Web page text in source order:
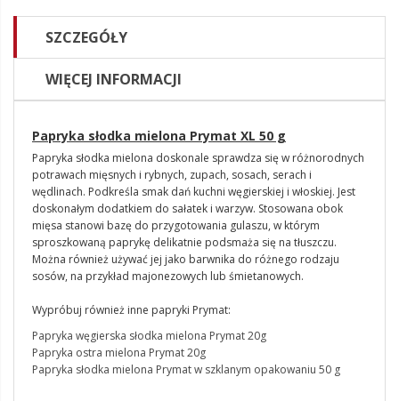
SZCZEGÓŁY
WIĘCEJ INFORMACJI
Papryka słodka mielona Prymat XL 50 g
Papryka słodka mielona doskonale sprawdza się w różnorodnych
potrawach mięsnych i rybnych, zupach, sosach, serach i
wędlinach. Podkreśla smak dań kuchni węgierskiej i włoskiej. Jest
doskonałym dodatkiem do sałatek i warzyw. Stosowana obok
mięsa stanowi bazę do przygotowania gulaszu, w którym
sproszkowaną paprykę delikatnie podsmaża się na tłuszczu.
Można również używać jej jako barwnika do różnego rodzaju
sosów, na przykład majonezowych lub śmietanowych.
Wypróbuj również inne papryki Prymat:
Papryka węgierska słodka mielona Prymat 20g
Papryka ostra mielona Prymat 20g
Papryka słodka mielona Prymat w szklanym opakowaniu 50 g